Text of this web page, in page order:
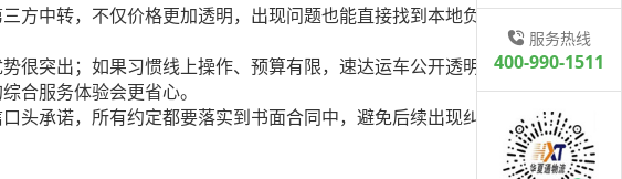
方中转，不仅价格更加透明，出现问题也能直接找到本地负责
很突出；如果习惯线上操作、预算有限，速达运车公开透明的
合服务体验会更省心。
头承诺，所有约定都要落实到书面合同中，避免后续出现纠纷
服务热线
400-990-1511